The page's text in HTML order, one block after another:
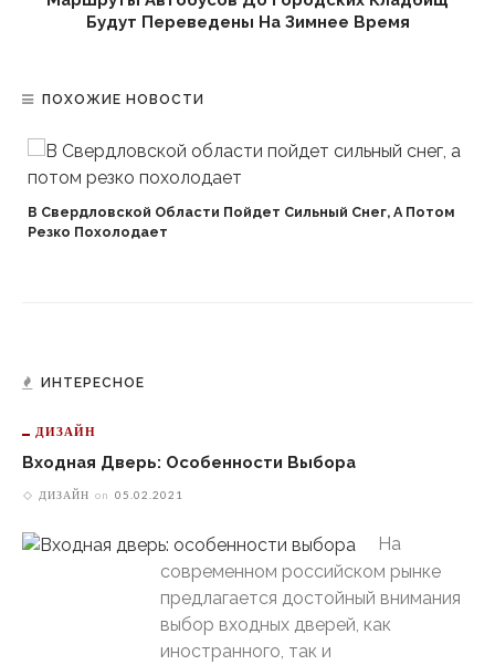
Будут Переведены На Зимнее Время
ПОХОЖИЕ НОВОСТИ
В Свердловской Области Пойдет Сильный Снег, А Потом
Резко Похолодает
ИНТЕРЕСНОЕ
ДИЗАЙН
Входная Дверь: Особенности Выбора
ДИЗАЙН on 05.02.2021
На
современном российском рынке
предлагается достойный внимания
выбор входных дверей, как
иностранного, так и